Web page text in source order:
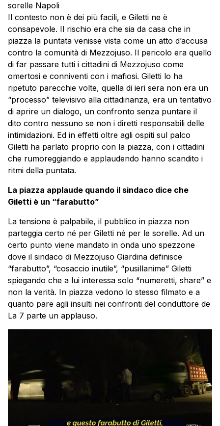
sorelle Napoli
Il contesto non è dei più facili, e Giletti ne è
consapevole. Il rischio era che sia da casa che in
piazza la puntata venisse vista come un atto d’accusa
contro la comunità di Mezzojuso. Il pericolo era quello
di far passare tutti i cittadini di Mezzojuso come
omertosi e conniventi con i mafiosi. Giletti lo ha
ripetuto parecchie volte, quella di ieri sera non era un
“processo” televisivo alla cittadinanza, era un tentativo
di aprire un dialogo, un confronto senza puntare il
dito contro nessuno se non i diretti responsabili delle
intimidazioni. Ed in effetti oltre agli ospiti sul palco
Giletti ha parlato proprio con la piazza, con i cittadini
che rumoreggiando e applaudendo hanno scandito i
ritmi della puntata.
La piazza applaude quando il sindaco dice che
Giletti è un “farabutto”
La tensione è palpabile, il pubblico in piazza non
parteggia certo né per Giletti né per le sorelle. Ad un
certo punto viene mandato in onda uno spezzone
dove il sindaco di Mezzojuso Giardina definisce
“farabutto”, “cosaccio inutile”, “pusillanime” Giletti
spiegando che a lui interessa solo “numeretti, share” e
non la verità. In piazza vedono lo stesso filmato e a
quanto pare agli insulti nei confronti del conduttore de
La 7 parte un applauso.